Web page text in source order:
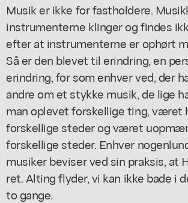
Musik er ikke for fastholdere.
instrumenterne klinger og findes
efter at instrumenterne er ophørt
Så er den blevet til erindring, en
erindring, for som enhver ved, der
andre om et stykke musik, de lige
man oplevet forskellige ting, været
forskellige steder og været
forskellige steder. Enhver
musiker beviser ved sin praksis, at
ret. Alting flyder, vi kan ikke bade i
to gange.